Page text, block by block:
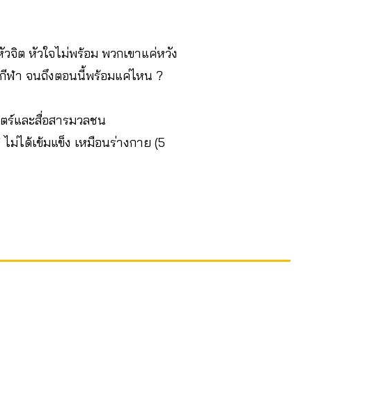
ต หัวใจไม่พร้อม พวกเขาแค่หวัง
ฬา จนถึงตอนนี้พร้อมแค่ไหน ?
และสื่อสารมวลชน
ม่ได้เข้มแข็ง เหมือนร่างกาย (5